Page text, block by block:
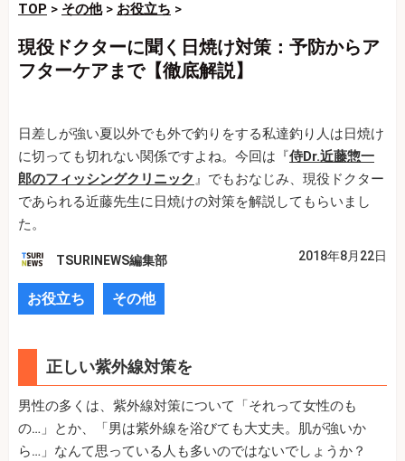
TOP > その他> お役立ち >
現役ドクターに聞く日焼け対策：予防からア
フターケアまで【徹底解説】
日差しが強い夏以外でも外で釣りをする私達釣り人は日焼け
に切っても切れない関係ですよね。今回は『侍Dr.近藤惣一
郎のフィッシングクリニック 』でもおなじみ、現役ドクター
であられる近藤先生に日焼けの対策を解説してもらいまし
た。
TSURINEWS編集部 2018年8月22日
お役立ち その他
正しい紫外線対策を
男性の多くは、紫外線対策について「それって女性のも
の…」とか、「男は紫外線を浴びても大丈夫。肌が強いか
ら…」なんて思っている人も多いのではないでしょうか？